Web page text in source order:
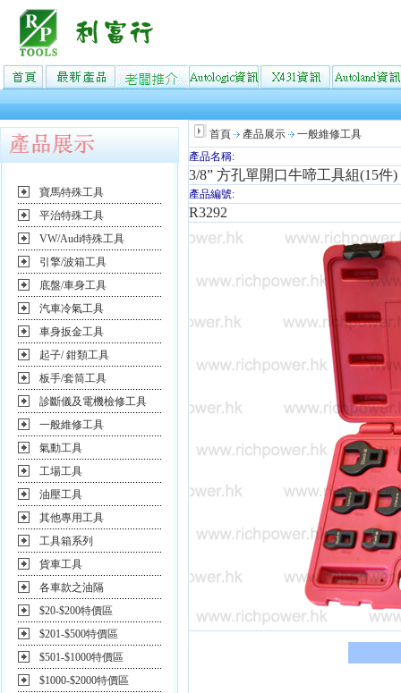
寶馬特殊工具
平治特殊工具
VW/Audi特殊工具
引擎/波箱工具
底盤/車身工具
汽車冷氣工具
車身扳金工具
起子/ 鉗類工具
板手/套筒工具
診斷儀及電機檢修工具
一般維修工具
氣動工具
工場工具
油壓工具
其他專用工具
工具箱系列
貨車工具
各車款之油隔
$20-$200特價區
$201-$500特價區
$501-$1000特價區
$1000-$2000特價區
首頁 產品展示
一般維修工具
產品名稱:
3/8” 方孔單開口牛啼工具組(15件)
產品編號:
R3292